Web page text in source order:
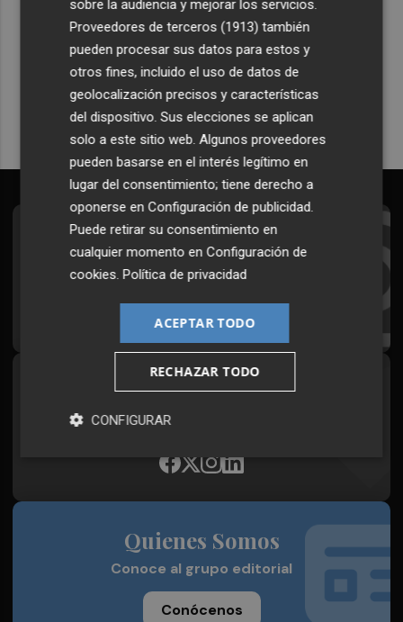
Recibe toda la actualidad de
Plaza Podcast en tu correo
Quiero suscribirme
Suscríbete al Boletín
Todos los días a primera hora en tu email
Síguenos en redes
Plaza Podcast, desde cualquier medio
Quienes Somos
Conoce al grupo editorial
Conócenos
sobre la audiencia y mejorar los servicios.
Proveedores de terceros (1913) también
pueden procesar sus datos para estos y
otros fines, incluido el uso de datos de
geolocalización precisos y características
del dispositivo. Sus elecciones se aplican
solo a este sitio web. Algunos proveedores
pueden basarse en el interés legítimo en
lugar del consentimiento; tiene derecho a
oponerse enConfiguración de publicidad.
Puede retirar su consentimiento en
cualquier momento enConfiguración de
cookies.Política de privacidad
ACEPTAR TODO
RECHAZAR TODO
CONFIGURAR